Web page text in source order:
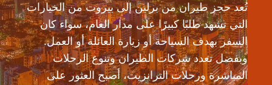
تُعد حجز طيران من برلين إلى بيروت من الخيارات
التي تشهد طلبًا كبيرًا على مدار العام، سواء كان
السفر بهدف السياحة أو زيارة العائلة أو العمل.
وبفضل تعدد شركات الطيران وتنوع الرحلات
المباشرة ورحلات الترانزيت، أصبح العثور على